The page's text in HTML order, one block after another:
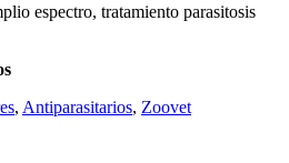
espectro, tratamiento parasitosis
, Antiparasitarios, Zoovet